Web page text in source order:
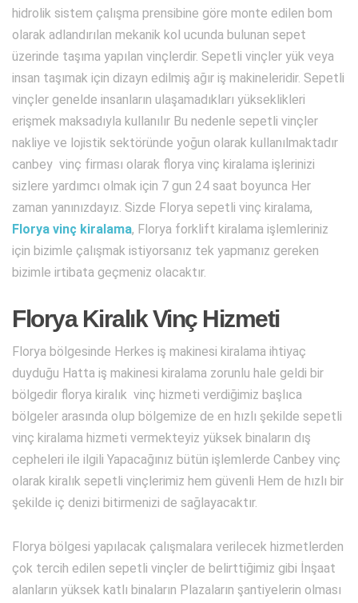
hidrolik sistem çalışma prensibine göre monte edilen bom
olarak adlandırılan mekanik kol ucunda bulunan sepet
üzerinde taşıma yapılan vinçlerdir. Sepetli vinçler yük veya
insan taşımak için dizayn edilmiş ağır iş makineleridir. Sepetli
vinçler genelde insanların ulaşamadıkları yükseklikleri
erişmek maksadıyla kullanılır Bu nedenle sepetli vinçler
nakliye ve lojistik sektöründe yoğun olarak kullanılmaktadır
canbey vinç firması olarak florya vinç kiralama işlerinizi
sizlere yardımcı olmak için 7 gun 24 saat boyunca Her
zaman yanınızdayız. Sizde Florya sepetli vinç kiralama,
Florya vinç kiralama, Florya forklift kiralama işlemleriniz
için bizimle çalışmak istiyorsanız tek yapmanız gereken
bizimle irtibata geçmeniz olacaktır.
Florya Kiralık Vinç Hizmeti
Florya bölgesinde Herkes iş makinesi kiralama ihtiyaç
duyduğu Hatta iş makinesi kiralama zorunlu hale geldi bir
bölgedir florya kiralık vinç hizmeti verdiğimiz başlıca
bölgeler arasında olup bölgemize de en hızlı şekilde sepetli
vinç kiralama hizmeti vermekteyiz yüksek binaların dış
cepheleri ile ilgili Yapacağınız bütün işlemlerde Canbey vinç
olarak kiralık sepetli vinçlerimiz hem güvenli Hem de hızlı bir
şekilde iç denizi bitirmenizi de sağlayacaktır.
Florya bölgesi yapılacak çalışmalara verilecek hizmetlerden
çok tercih edilen sepetli vinçler de belirttiğimiz gibi İnşaat
alanların yüksek katlı binaların Plazaların şantiyelerin olması